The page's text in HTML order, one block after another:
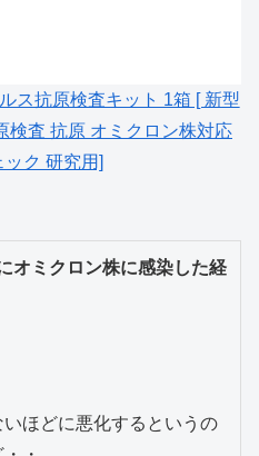
ス抗原検査キット 1箱 [ 新型
検査 抗原 オミクロン株対応
ク 研究用]
ミクロン株に感染した経
ほどに悪化するというの